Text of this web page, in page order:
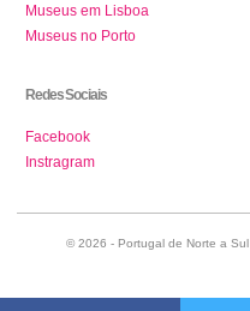
Museus em Lisboa
Museus no Porto
Redes Sociais
Facebook
Instragram
© 2026 - Portugal de Norte a Sul